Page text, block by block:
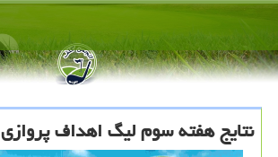
نتایج هفته سوم لیگ اهداف پروازی